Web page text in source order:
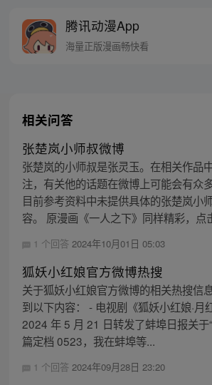
腾讯动漫App
海量正版漫画畅快看
相关问答
张楚岚小师叔微博
张楚岚的小师叔是张灵玉。在相关作品
注，有关他的话题在微博上可能会有众
目前参考资料中未提供具体的张楚岚小
容。 原漫画《一人之下》同样精彩，点
1 个回答 2024年10月01日 05:03
狐妖小红娘官方微博热搜
关于狐妖小红娘官方微博的相关热搜信
到以下内容： - 电视剧《狐妖小红娘·月
2024 年 5 月 21 日转发了蚌埠日报关于
篇定档 0523，我在蚌埠等...
1 个回答 2024年09月28日 23:20